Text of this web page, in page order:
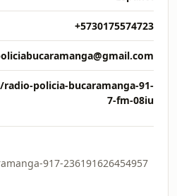
+5730175574723
policia-bucaramanga-91-
7-fm-08iu
917-236191626454957